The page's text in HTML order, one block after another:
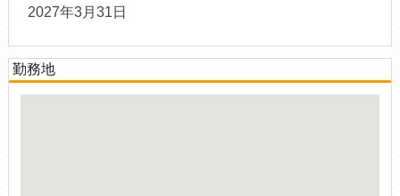
2027年3月31日
勤務地